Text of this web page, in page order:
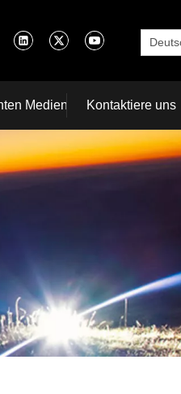
Medien Kontaktiere uns